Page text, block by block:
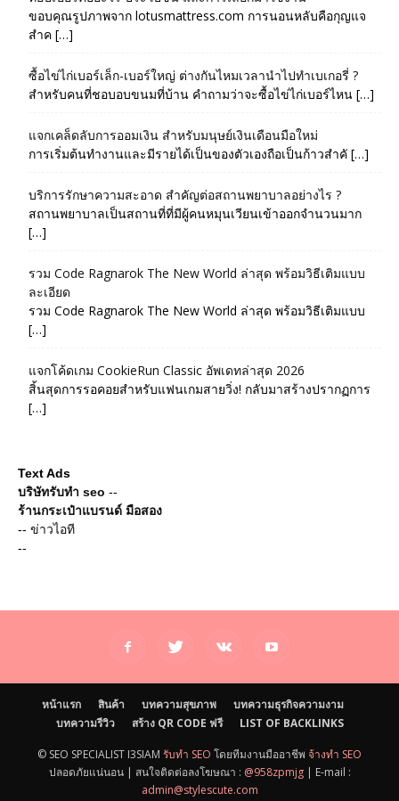
ขอบคุณรูปภาพจาก lotusmattress.com การนอนหลับคือกุญแจ
สำค […]
ซื้อไข่ไก่เบอร์เล็ก-เบอร์ใหญ่ ต่างกันไหมเวลานำไปทำเบเกอรี่ ?
สำหรับคนที่ชอบอบขนมที่บ้าน คำถามว่าจะซื้อไข่ไก่เบอร์ไหน […]
แจกเคล็ดลับการออมเงิน สำหรับมนุษย์เงินเดือนมือใหม่
การเริ่มต้นทำงานและมีรายได้เป็นของตัวเองถือเป็นก้าวสำคั […]
บริการรักษาความสะอาด สำคัญต่อสถานพยาบาลอย่างไร ?
สถานพยาบาลเป็นสถานที่ที่มีผู้คนหมุนเวียนเข้าออกจำนวนมาก
[…]
รวม Code Ragnarok The New World ล่าสุด พร้อมวิธีเติมแบบ
ละเอียด
รวม Code Ragnarok The New World ล่าสุด พร้อมวิธีเติมแบบ
[…]
แจกโค้ดเกม CookieRun Classic อัพเดทล่าสุด 2026
สิ้นสุดการรอคอยสำหรับแฟนเกมสายวิ่ง! กลับมาสร้างปรากฏการ
[…]
Text Ads
บริษัทรับทำ seo --
ร้านกระเป๋าแบรนด์ มือสอง
-- ข่าวไอที
--
หน้าแรก สินค้า บทความสุขภาพ
บทความธุรกิจความงาม
บทความรีวิว
สร้าง QR CODE ฟรี LIST OF BACKLINKS
© SEO SPECIALIST I3SIAM รับทำ SEO โดยทีมงานมืออาชีพ จ้างทำ SEO
ปลอดภัยแน่นอน | สนใจติดต่อลงโฆษณา : @958zpmjg| E-mail :
admin@stylescute.com